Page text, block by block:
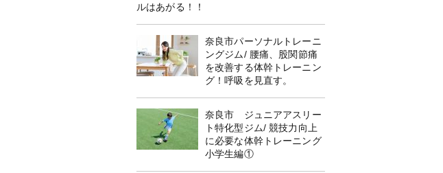
ルはあがる！！
奈良市パーソナルトレーニ
ングジム/ 腰痛、股関節痛
を改善する体幹トレーニン
グ！呼吸を見直す。
奈良市 ジュニアアスリー
ト特化型ジム/ 競技力向上
に必要な体幹トレーニング
小学生編①